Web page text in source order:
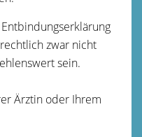
zwar nicht
sein.
Ärztin oder Ihrem